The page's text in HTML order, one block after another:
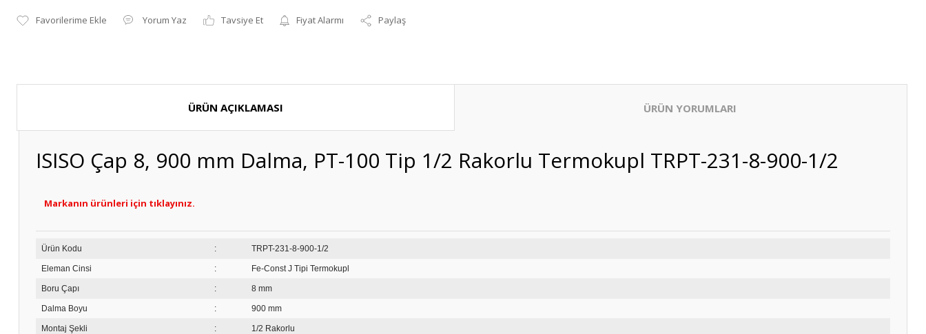
Yorum Yaz Tavsiye Et Fiyat Alarmı Paylaş
ÜRÜN AÇIKLAMASI ÜRÜN YORUMLARI
ISISO Çap 8, 900 mm Dalma, PT-100 Tip 1/2 Rakorlu Termokupl TRPT-231-8-900-1/2
Markanın ürünleri için tıklayınız.
Ürün Kodu : TRPT-231-8-900-1/2
Eleman Cinsi : Fe-Const J Tipi Termokupl
Boru Çapı : 8 mm
Dalma Boyu : 900 mm
Montaj Şekli : 1/2 Rakorlu